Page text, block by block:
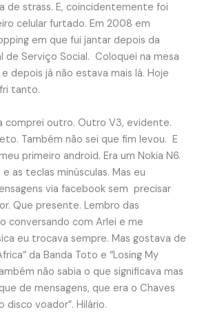
de strass. E, coincidentemente foi
celular furtado. Em 2008 em
em que fui jantar depois da
de Serviço Social. Coloquei na mesa
depois já não estava mais lá. Hoje
tanto.
comprei outro. Outro V3, evidente.
Também não sei que fim levou. E
primeiro android. Era um Nokia N6.
as teclas minúsculas. Mas eu
via facebook sem precisar
Que presente. Lembro das
conversando com Arlei e me
eu trocava sempre. Mas gostava de
da Banda Toto e “Losing My
não sabia o que significava mas
de mensagens, que era o Chaves
disco voador”. Hilário.